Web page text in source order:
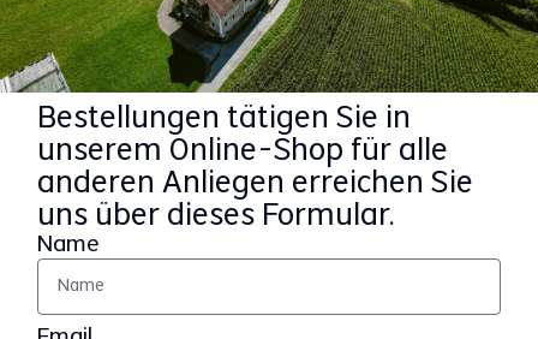
Bestellungen tätigen Sie in
unserem Online-Shop für alle
anderen Anliegen erreichen Sie
uns über dieses Formular.
Name